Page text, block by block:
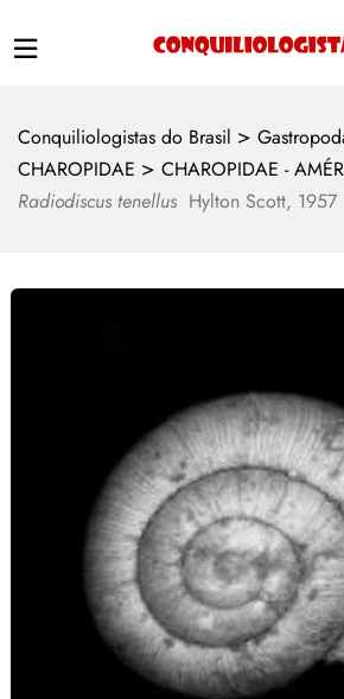
Conquiliologistas do Brasil >
CHAROPIDAE > CHAROPIDAE -
Radiodiscus tenellus Hylton Scott, 1957